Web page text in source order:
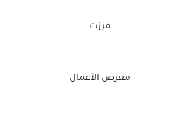
فرزت
معرض الأعمال